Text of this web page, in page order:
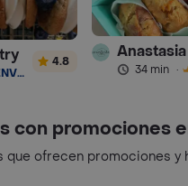
ENVÍO GRATIS
4.8
34 min ·
con promociones
que ofrecen promociones y